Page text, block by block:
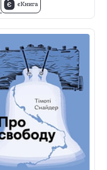
єКнига